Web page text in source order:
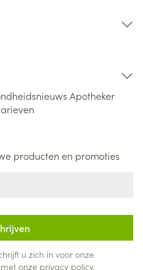
Apotheker
producten en promoties
u zich in voor onze
onze privacy policy.